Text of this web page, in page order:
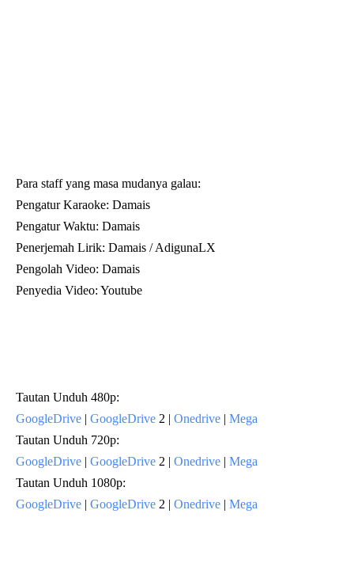
Para staff yang masa mudanya galau:
Pengatur Karaoke: Damais
Pengatur Waktu: Damais
Penerjemah Lirik: Damais / AdigunaLX
Pengolah Video: Damais
Penyedia Video: Youtube
Tautan Unduh 480p:
GoogleDrive | GoogleDrive 2 | Onedrive | Mega
Tautan Unduh 720p:
GoogleDrive | GoogleDrive 2 | Onedrive | Mega
Tautan Unduh 1080p:
GoogleDrive | GoogleDrive 2 | Onedrive | Mega